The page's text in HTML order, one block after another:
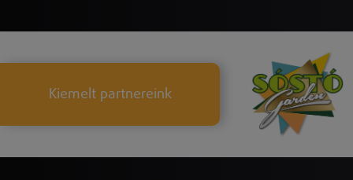
Kiemelt partnereink